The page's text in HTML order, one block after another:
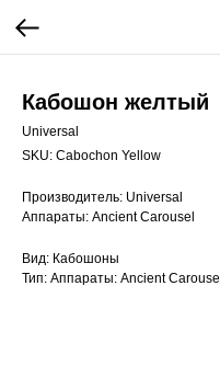
Кабошон желтый
Universal
SKU: Cabochon Yellow
Производитель: Universal
Аппараты: Ancient Carousel
Вид: Кабошоны
Тип: Аппараты: Ancient Carousel